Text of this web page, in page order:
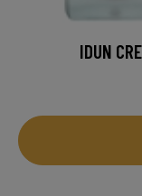
IDUN